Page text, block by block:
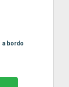
a bordo